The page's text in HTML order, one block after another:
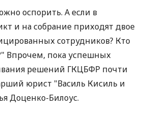
оспорить. А если в
и на собрание приходят двое
сотрудников? Кто
Впрочем, пока успешных
решений ГКЦБФР почти
юрист "Василь Кисиль и
Доценко-Билоус.